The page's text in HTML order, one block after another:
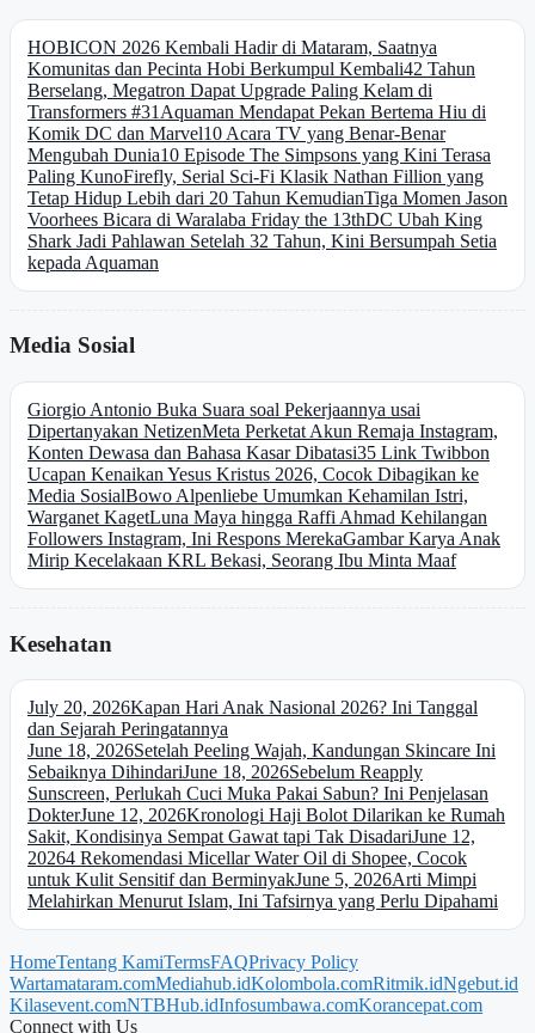
HOBICON 2026 Kembali Hadir di Mataram, Saatnya
Komunitas dan Pecinta Hobi Berkumpul Kembali42 Tahun
Berselang, Megatron Dapat Upgrade Paling Kelam di
Transformers #31 Aquaman Mendapat Pekan Bertema Hiu di
Komik DC dan Marvel10 Acara TV yang Benar-Benar
Mengubah Dunia10 Episode The Simpsons yang Kini Terasa
Paling KunoFirefly, Serial Sci-Fi Klasik Nathan Fillion yang
Tetap Hidup Lebih dari 20 Tahun KemudianTiga Momen Jason
Voorhees Bicara di Waralaba Friday the 13thDC Ubah King
Shark Jadi Pahlawan Setelah 32 Tahun, Kini Bersumpah Setia
kepada Aquaman
Media Sosial
Giorgio Antonio Buka Suara soal Pekerjaannya usai
Dipertanyakan NetizenMeta Perketat Akun Remaja Instagram,
Konten Dewasa dan Bahasa Kasar Dibatasi35 Link Twibbon
Ucapan Kenaikan Yesus Kristus 2026, Cocok Dibagikan ke
Media SosialBowo Alpenliebe Umumkan Kehamilan Istri,
Warganet KagetLuna Maya hingga Raffi Ahmad Kehilangan
Followers Instagram, Ini Respons MerekaGambar Karya Anak
Mirip Kecelakaan KRL Bekasi, Seorang Ibu Minta Maaf
Kesehatan
July 20, 2026Kapan Hari Anak Nasional 2026? Ini Tanggal
dan Sejarah Peringatannya
June 18, 2026Setelah Peeling Wajah, Kandungan Skincare Ini
Sebaiknya DihindariJune 18, 2026Sebelum Reapply
Sunscreen, Perlukah Cuci Muka Pakai Sabun? Ini Penjelasan
DokterJune 12, 2026Kronologi Haji Bolot Dilarikan ke Rumah
Sakit, Kondisinya Sempat Gawat tapi Tak DisadariJune 12,
20264 Rekomendasi Micellar Water Oil di Shopee, Cocok
untuk Kulit Sensitif dan BerminyakJune 5, 2026Arti Mimpi
Melahirkan Menurut Islam, Ini Tafsirnya yang Perlu Dipahami
HomeTentang KamiTermsFAQPrivacy Policy
Wartamataram.comMediahub.idKolombola.comRitmik.idNgebut.id
Kilasevent.comNTBHub.idInfosumbawa.comKorancepat.com
Connect with Us